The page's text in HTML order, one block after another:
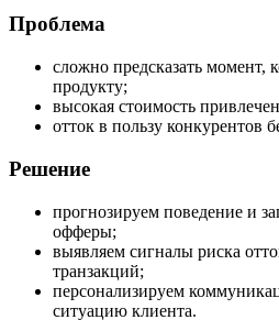
Проблема
сложно предсказать момент,
продукту;
высокая стоимость
отток в пользу конкурентов
Решение
прогнозируем поведение и
офферы;
выявляем сигналы риска
транзакций;
персонализируем
ситуацию клиента.